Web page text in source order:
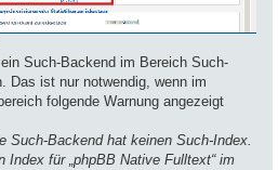
Such-Backend im Bereich Such-
Das ist nur notwendig, wenn im
folgende Warnung angezeigt
Such-Backend hat keinen Such-Index.
Index für „phpBB Native Fulltext“ im